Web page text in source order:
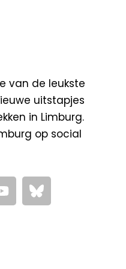
van de leukste
uitstapjes
in Limburg.
op social
Y
o
u